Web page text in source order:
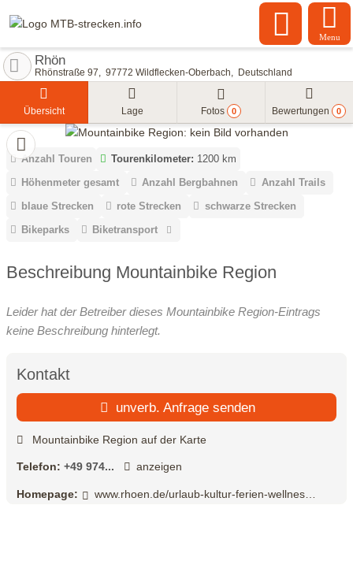
Menu
Rhön
Rhönstraße 97 97772 Wildflecken-Oberbach Deutschland
Übersicht Lage Fotos 0 Bewertungen 0
Anzahl Touren Tourenkilometer: 1200 km
Höhenmeter gesamt
Anzahl Bergbahnen
Anzahl Trails
blaue Strecken
rote Strecken
schwarze Strecken
Bikeparks
Biketransport
Beschreibung Mountainbike Region
Leider hat der Betreiber dieses Mountainbike Region-Eintrags
keine Beschreibung hinterlegt.
Kontakt
unverb. Anfrage senden
Mountainbike Region auf der Karte
Telefon: +49 974... anzeigen
Homepage: www.rhoen.de/urlaub-kultur-ferien-wellness/aktiv-freizeit/mountainbike/index.html